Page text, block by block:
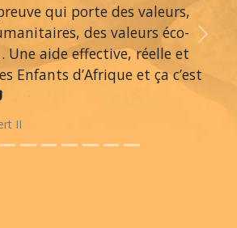
qui porte des valeurs,
des valeurs éco-
Une aide effective, réelle et
Enfants d’Afrique et ça c’est
II
Next